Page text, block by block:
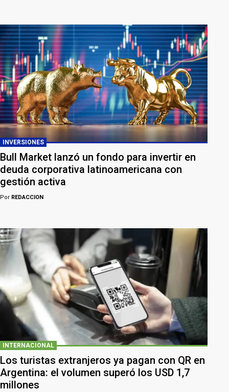
INVERSIONES
Bull Market lanzó un fondo para invertir en
deuda corporativa latinoamericana con
gestión activa
Por REDACCION
INTERNACIONAL
Los turistas extranjeros ya pagan con QR en
Argentina: el volumen superó los USD 1,7
millones